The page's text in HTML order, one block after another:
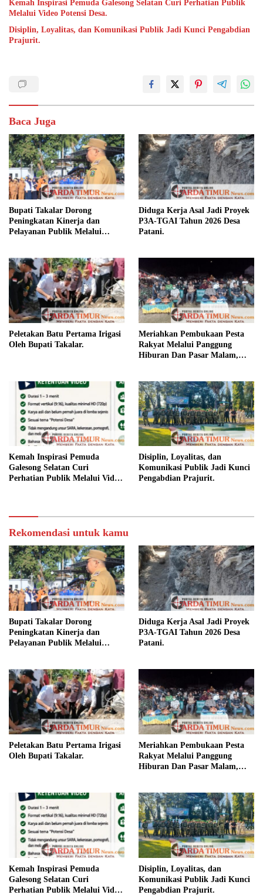
Kemah Inspirasi Pemuda Galesong Selatan Curi Perhatian Publik
Melalui Video Potensi Desa.
Disiplin, Loyalitas, dan Komunikasi Publik Jadi Kunci Pengabdian
Prajurit.
Baca Juga
Bupati Takalar Dorong
Peningkatan Kinerja dan
Pelayanan Publik Melalui
Diduga Kerja Asal Jadi Proyek
P3A-TGAI Tahun 2026 Desa
Patani.
Peletakan Batu Pertama Irigasi
Oleh Bupati Takalar.
Meriahkan Pembukaan Pesta
Rakyat Melalui Panggung
Hiburan Dan Pasar Malam,
Kemah Inspirasi Pemuda
Galesong Selatan Curi
Perhatian Publik Melalui Video
Disiplin, Loyalitas, dan
Komunikasi Publik Jadi Kunci
Pengabdian Prajurit.
Rekomendasi untuk kamu
Bupati Takalar Dorong
Peningkatan Kinerja dan
Pelayanan Publik Melalui
Diduga Kerja Asal Jadi Proyek
P3A-TGAI Tahun 2026 Desa
Patani.
Peletakan Batu Pertama Irigasi
Oleh Bupati Takalar.
Meriahkan Pembukaan Pesta
Rakyat Melalui Panggung
Hiburan Dan Pasar Malam,
Kemah Inspirasi Pemuda
Galesong Selatan Curi
Perhatian Publik Melalui Video
Disiplin, Loyalitas, dan
Komunikasi Publik Jadi Kunci
Pengabdian Prajurit.